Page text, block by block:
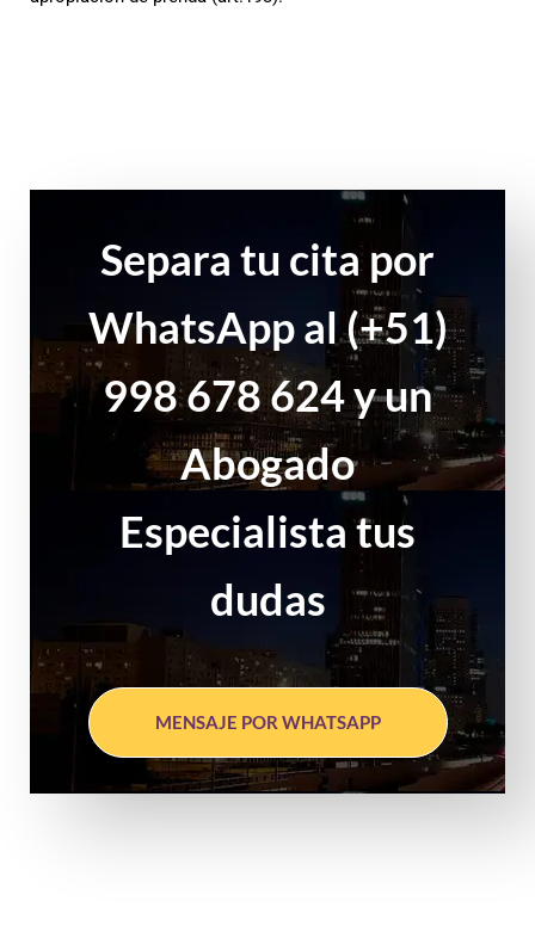
Separa tu cita por
WhatsApp al (+51)
998 678 624 y un
Abogado
Especialista tus
dudas
MENSAJE POR WHATSAPP